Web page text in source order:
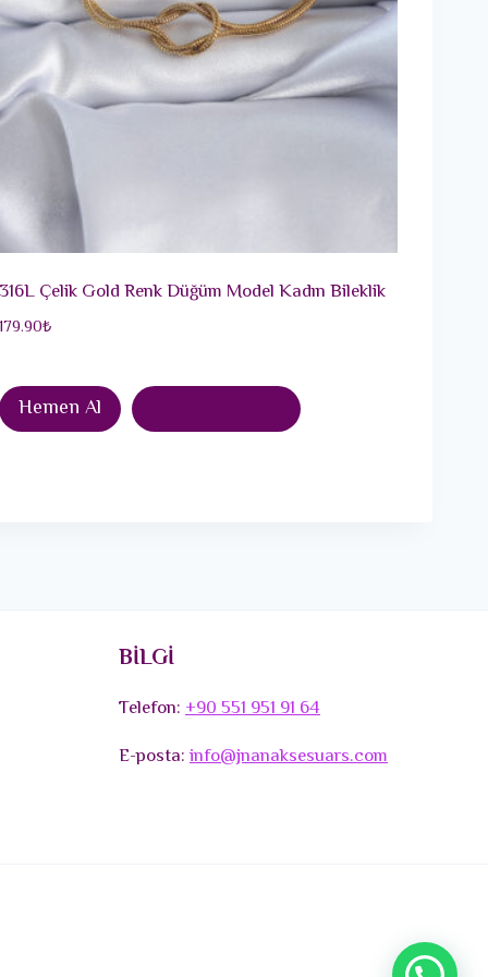
316L Çelik Gold Renk Düğüm Model Kadın Bileklik
179.90₺
Hemen Al
BİLGİ
Telefon:+90 551 951 91 64
E-posta:info@jnanaksesuars.com